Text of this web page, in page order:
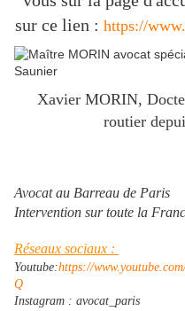
sur ce lien : https://
Xavier MORIN,
routier
Avocat au Barreau de Paris
Intervention sur toute la
Réseaux sociaux :
Youtube:https://
Q
Instagram : avocat_paris